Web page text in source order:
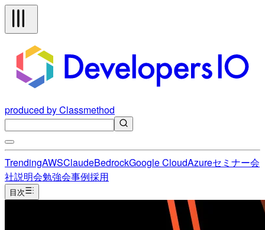
produced by Classmethod
TrendingAWSClaudeBedrockGoogle CloudAzureセミナー会
社説明会勉強会事例採用
目次